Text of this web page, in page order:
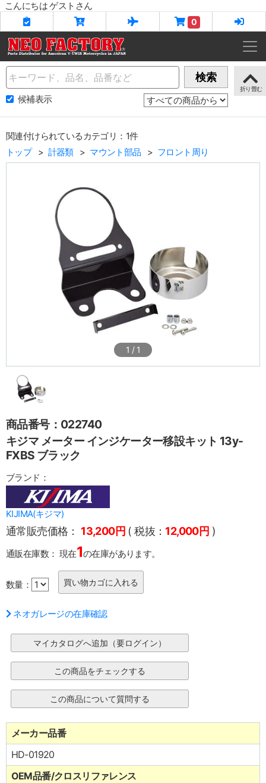
こんにちは ゲストさん
0
Name 検索
候補表示
関連付けられているカテゴリ：1件
トップ
計器類 マウント部品 フロント周り
1 / 1
商品番号：022740
キジマ メーター インジケーター移設キット 13y-
FXBS ブラック
ブランド：
KIJIMA(キジマ)
通常販売価格： 13,200円 ( 税抜： 12,000円 )
通販在庫数： 現在1の在庫があります。
数量：
ネオガレージの在庫確認
メーカー品番
HD-01920
OEM品番/クロスリファレンス